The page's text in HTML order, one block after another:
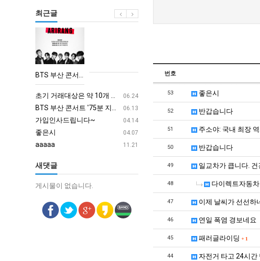
번호
53 좋은시
52 반갑습니다
51 주소야: 국내 최장
50 반갑습니다
49 일교차가 큽니다.
48 다이렉트자동
47 이제 날씨가 선선하
46 연일 폭염 경보네요
45 패러글라이딩 + 1
44 자전거 타고 24시간
최근글
BTS
산
트
'75
분
지
연'
토…
"큰
BTS 부산 콘서트 '75분 지연' 성토…하이브 "큰 실망·불편" 사과
06.24
초기 거래대상은 약 10개 종목으로 시작해 최대 100개까지 확대할 방침이다. 구체적인 거래 대상 ETF는 아직 확정되지 않았지만, 시장 대표성이나 거래량을 고려해 선정할 계획이다.
06.13
BTS 부산 콘서트 '75분 지연' 성토…하이브 "큰 실망·불편" 사과
04.14
가입인사드립니다~
04.07
좋은시
11.21
aaaaa
11.21
aaaa
09.17
혹시 오프라인 모임이 있나요?
08.20
회원가입 인사드립니다.
새댓글
게시물이 없습니다. 게시물이 없습니다.